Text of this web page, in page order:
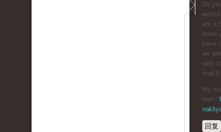
Do
am a
know
have
we
with
mail
My
href="
回复